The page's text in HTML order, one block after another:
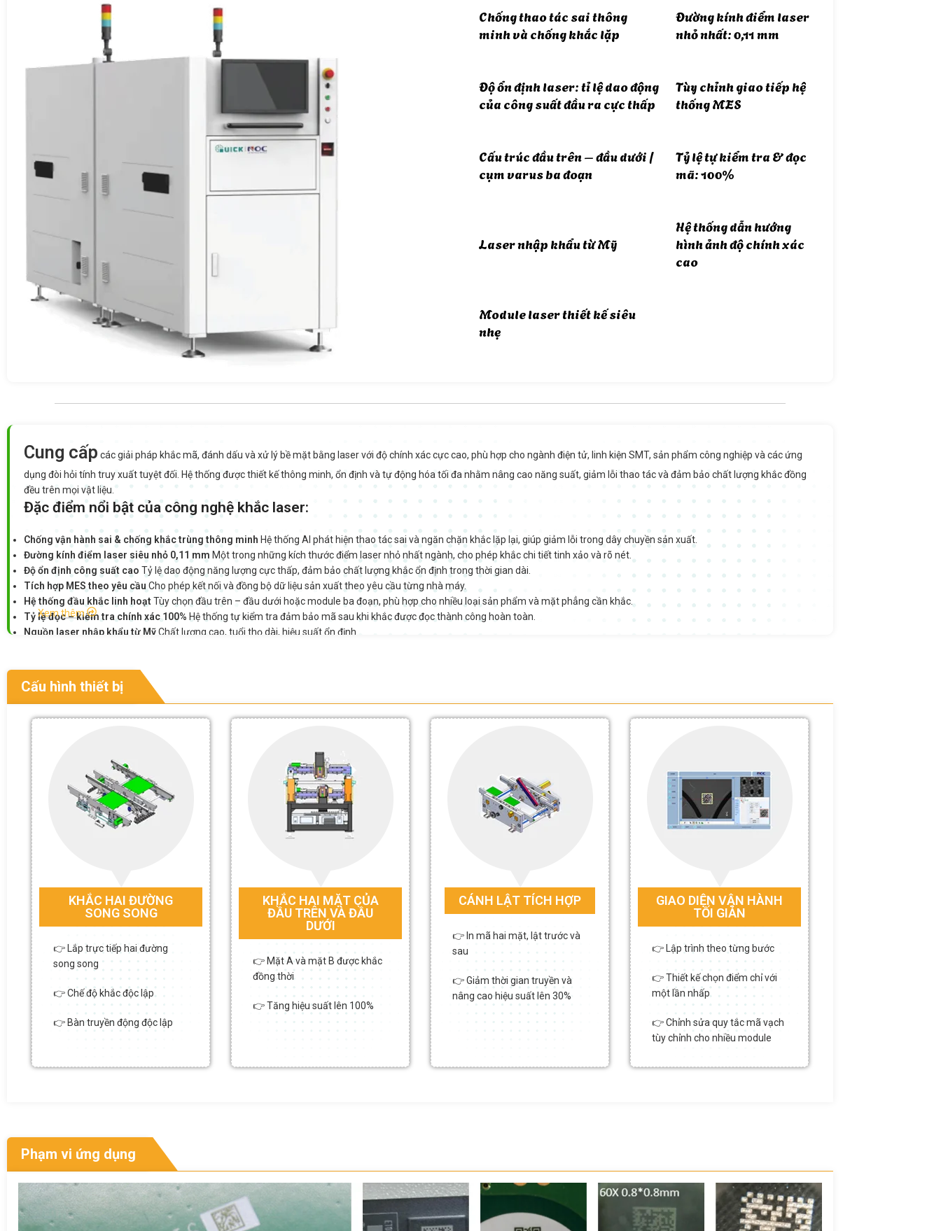
Chống thao tác sai thông
minh và chống khắc lặp
Đường kính điểm laser
nhỏ nhất: 0,11 mm
Độ ổn định laser: tỉ lệ dao động
của công suất đầu ra cực thấp
Tùy chỉnh giao tiếp hệ
thống MES
Cấu trúc đầu trên – đầu dưới /
cụm varus ba đoạn
Tỷ lệ tự kiểm tra & đọc
mã: 100%
Laser nhập khẩu từ Mỹ
Hệ thống dẫn hướng
hình ảnh độ chính xác
cao
Module laser thiết kế siêu
nhẹ
Cung cấp các giải pháp khắc mã, đánh dấu và xử lý bề mặt bằng laser với độ chính xác cực cao, phù hợp cho ngành điện tử, linh kiện SMT, sản phẩm công nghiệp và các ứng
dụng đòi hỏi tính truy xuất tuyệt đối. Hệ thống được thiết kế thông minh, ổn định và tự động hóa tối đa nhằm nâng cao năng suất, giảm lỗi thao tác và đảm bảo chất lượng khắc đồng
đều trên mọi vật liệu.
Đặc điểm nổi bật của công nghệ khắc laser:
Chống vận hành sai & chống khắc trùng thông minh Hệ thống AI phát hiện thao tác sai và ngăn chặn khắc lặp lại, giúp giảm lỗi trong dây chuyền sản xuất.
Đường kính điểm laser siêu nhỏ 0,11 mm Một trong những kích thước điểm laser nhỏ nhất ngành, cho phép khắc chi tiết tinh xảo và rõ nét.
Độ ổn định công suất cao Tỷ lệ dao động năng lượng cực thấp, đảm bảo chất lượng khắc ổn định trong thời gian dài.
Tích hợp MES theo yêu cầu Cho phép kết nối và đồng bộ dữ liệu sản xuất theo yêu cầu từng nhà máy.
Hệ thống đầu khắc linh hoạt Tùy chọn đầu trên – đầu dưới hoặc module ba đoạn, phù hợp cho nhiều loại sản phẩm và mặt phẳng cần khắc.
Tỷ lệ đọc – kiểm tra chính xác 100% Hệ thống tự kiểm tra đảm bảo mã sau khi khắc được đọc thành công hoàn toàn.
Nguồn laser nhập khẩu từ MỹChất lượng cao, tuổi thọ dài, hiệu suất ổn định.
Xem thêm
Cấu hình thiết bị
KHẮC HAI ĐƯỜNG
SONG SONG
👉 Lắp trực tiếp hai đường
song song
👉 Chế độ khắc độc lập
👉 Bàn truyền động độc lập
KHẮC HAI MẶT CỦA
ĐẦU TRÊN VÀ ĐẦU
DƯỚI
👉 Mặt A và mặt B được khắc
đồng thời
👉 Tăng hiệu suất lên 100%
CÁNH LẬT TÍCH HỢP
👉 In mã hai mặt, lật trước và
sau
👉 Giảm thời gian truyền và
nâng cao hiệu suất lên 30%
GIAO DIỆN VẬN HÀNH
TỐI GIẢN
👉 Lập trình theo từng bước
👉 Thiết kế chọn điểm chỉ với
một lần nhấp
👉 Chỉnh sửa quy tắc mã vạch
tùy chỉnh cho nhiều module
Phạm vi ứng dụng